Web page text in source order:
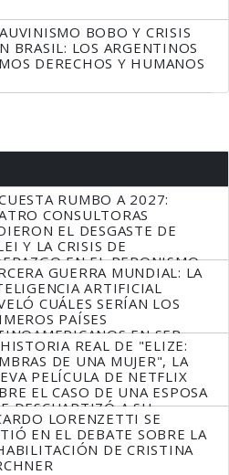
BOBO Y CRISIS
BRASIL: LOS ARGENTINOS
DERECHOS Y HUMANOS
RUMBO A 2027:
CONSULTORAS
EL DESGASTE DE
Y LA CRISIS DE
EN EL PERONISMO
GUERRA MUNDIAL: LA
ARTIFICIAL
CUÁLES SERÍAN LOS
PAÍSES
EN SER
REAL DE "ELIZE:
DE UNA MUJER", LA
PELÍCULA DE NETFLIX
EL CASO DE UNA ESPOSA
DESCUARTIZÓ A SU
LORENZETTI SE
EN EL DEBATE SOBRE LA
DE CRISTINA